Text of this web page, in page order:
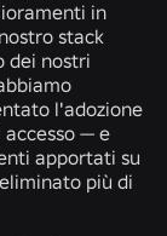
in
stack
dei nostri
l'adozione
— e
apportati su
più di